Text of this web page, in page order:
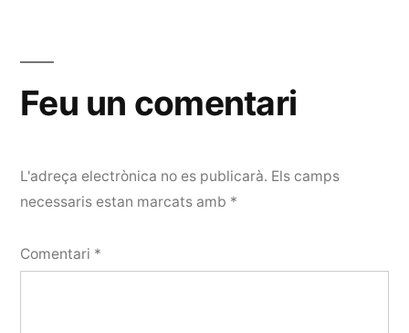
Feu un comentari
L'adreça electrònica no es publicarà. Els camps
necessaris estan marcats amb *
Comentari *